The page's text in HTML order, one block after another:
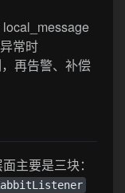
常时
再告警、补偿
主要是三块：